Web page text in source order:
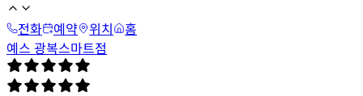
전화
예약 위치
홈
예스 광복스마트점